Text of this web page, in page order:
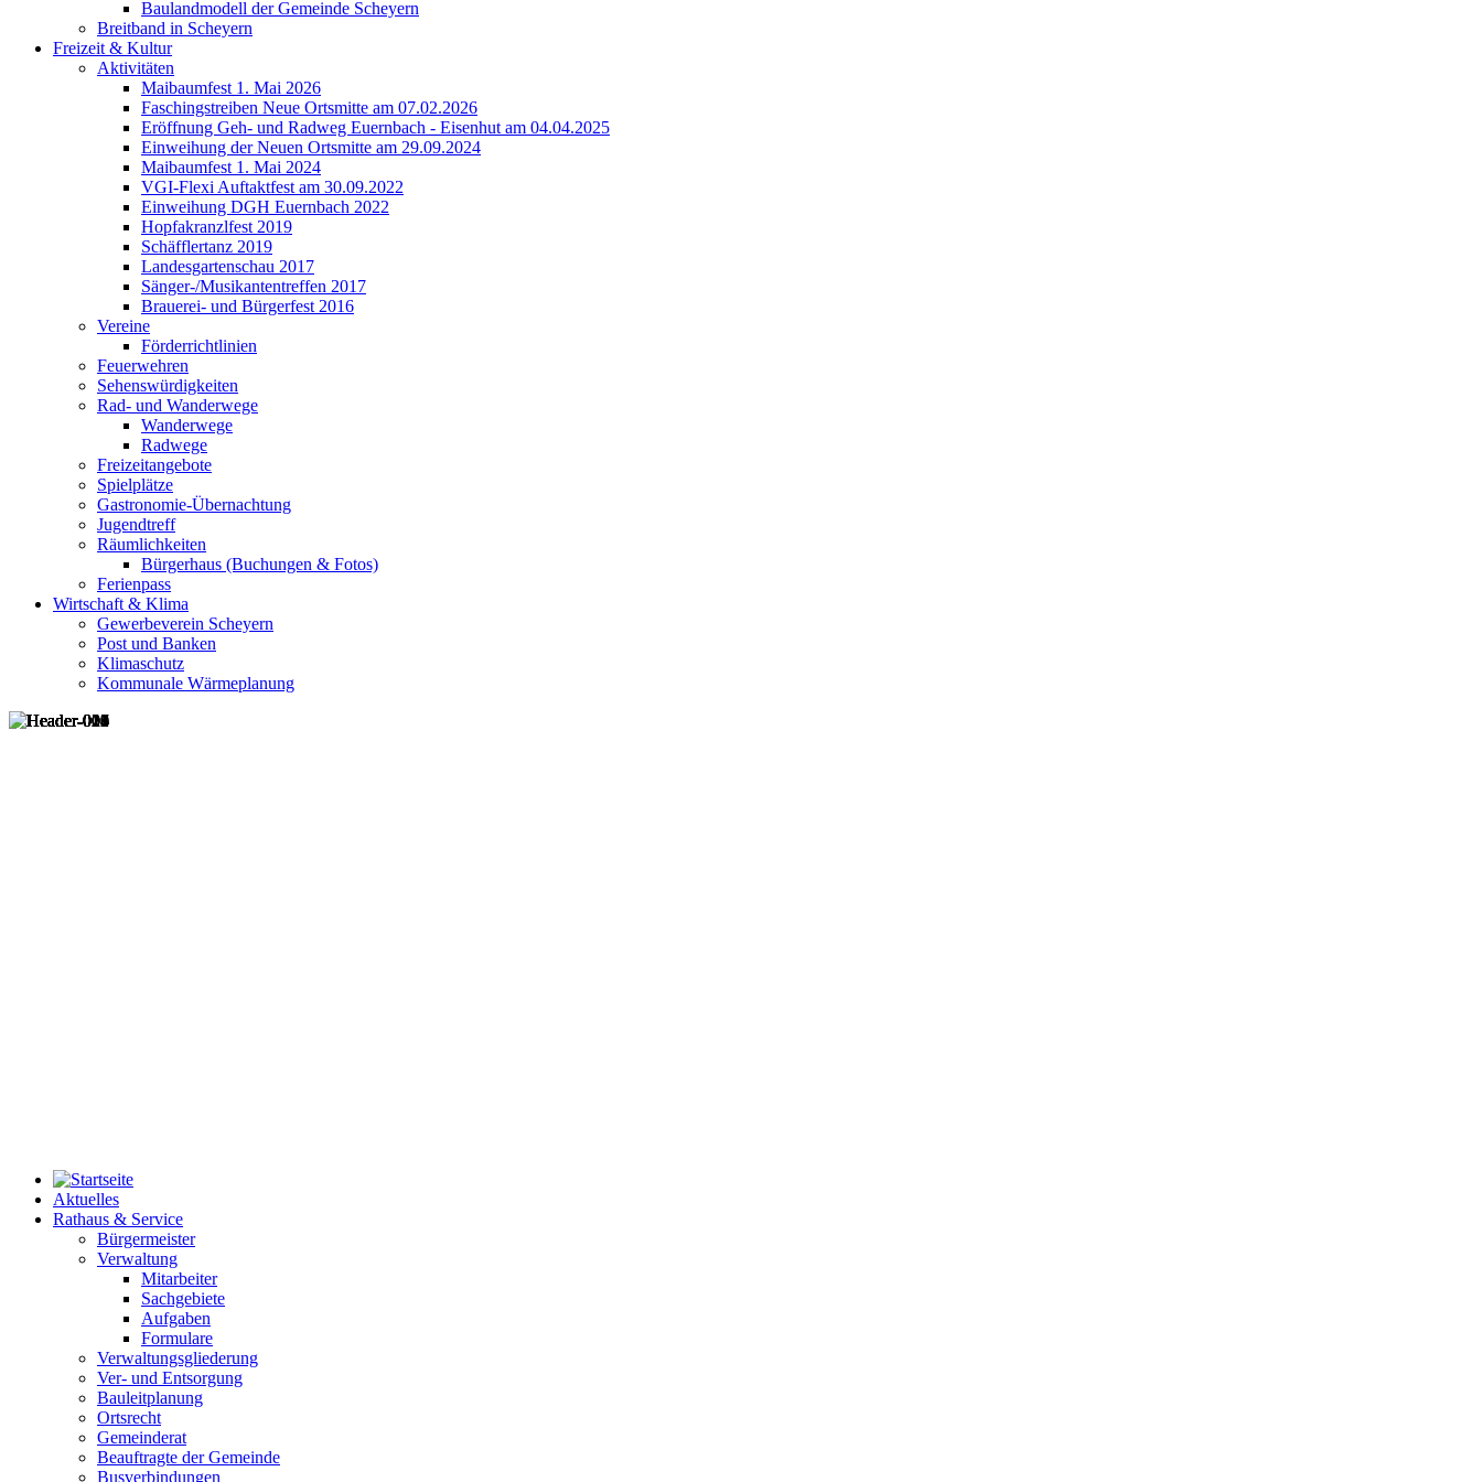
Baulandmodell der Gemeinde Scheyern
Breitband in Scheyern
Freizeit & Kultur
Aktivitäten
Maibaumfest 1. Mai 2026
Faschingstreiben Neue Ortsmitte am 07.02.2026
Eröffnung Geh- und Radweg Euernbach - Eisenhut am 04.04.2025
Einweihung der Neuen Ortsmitte am 29.09.2024
Maibaumfest 1. Mai 2024
VGI-Flexi Auftaktfest am 30.09.2022
Einweihung DGH Euernbach 2022
Hopfakranzlfest 2019
Schäfflertanz 2019
Landesgartenschau 2017
Sänger-/Musikantentreffen 2017
Brauerei- und Bürgerfest 2016
Vereine
Förderrichtlinien
Feuerwehren
Sehenswürdigkeiten
Rad- und Wanderwege
Wanderwege
Radwege
Freizeitangebote
Spielplätze
Gastronomie-Übernachtung
Jugendtreff
Räumlichkeiten
Bürgerhaus (Buchungen & Fotos)
Ferienpass
Wirtschaft & Klima
Gewerbeverein Scheyern
Post und Banken
Klimaschutz
Kommunale Wärmeplanung
Aktuelles
Rathaus & Service
Bürgermeister
Verwaltung
Mitarbeiter
Sachgebiete
Aufgaben
Formulare
Verwaltungsgliederung
Ver- und Entsorgung
Bauleitplanung
Ortsrecht
Gemeinderat
Beauftragte der Gemeinde
Busverbindungen